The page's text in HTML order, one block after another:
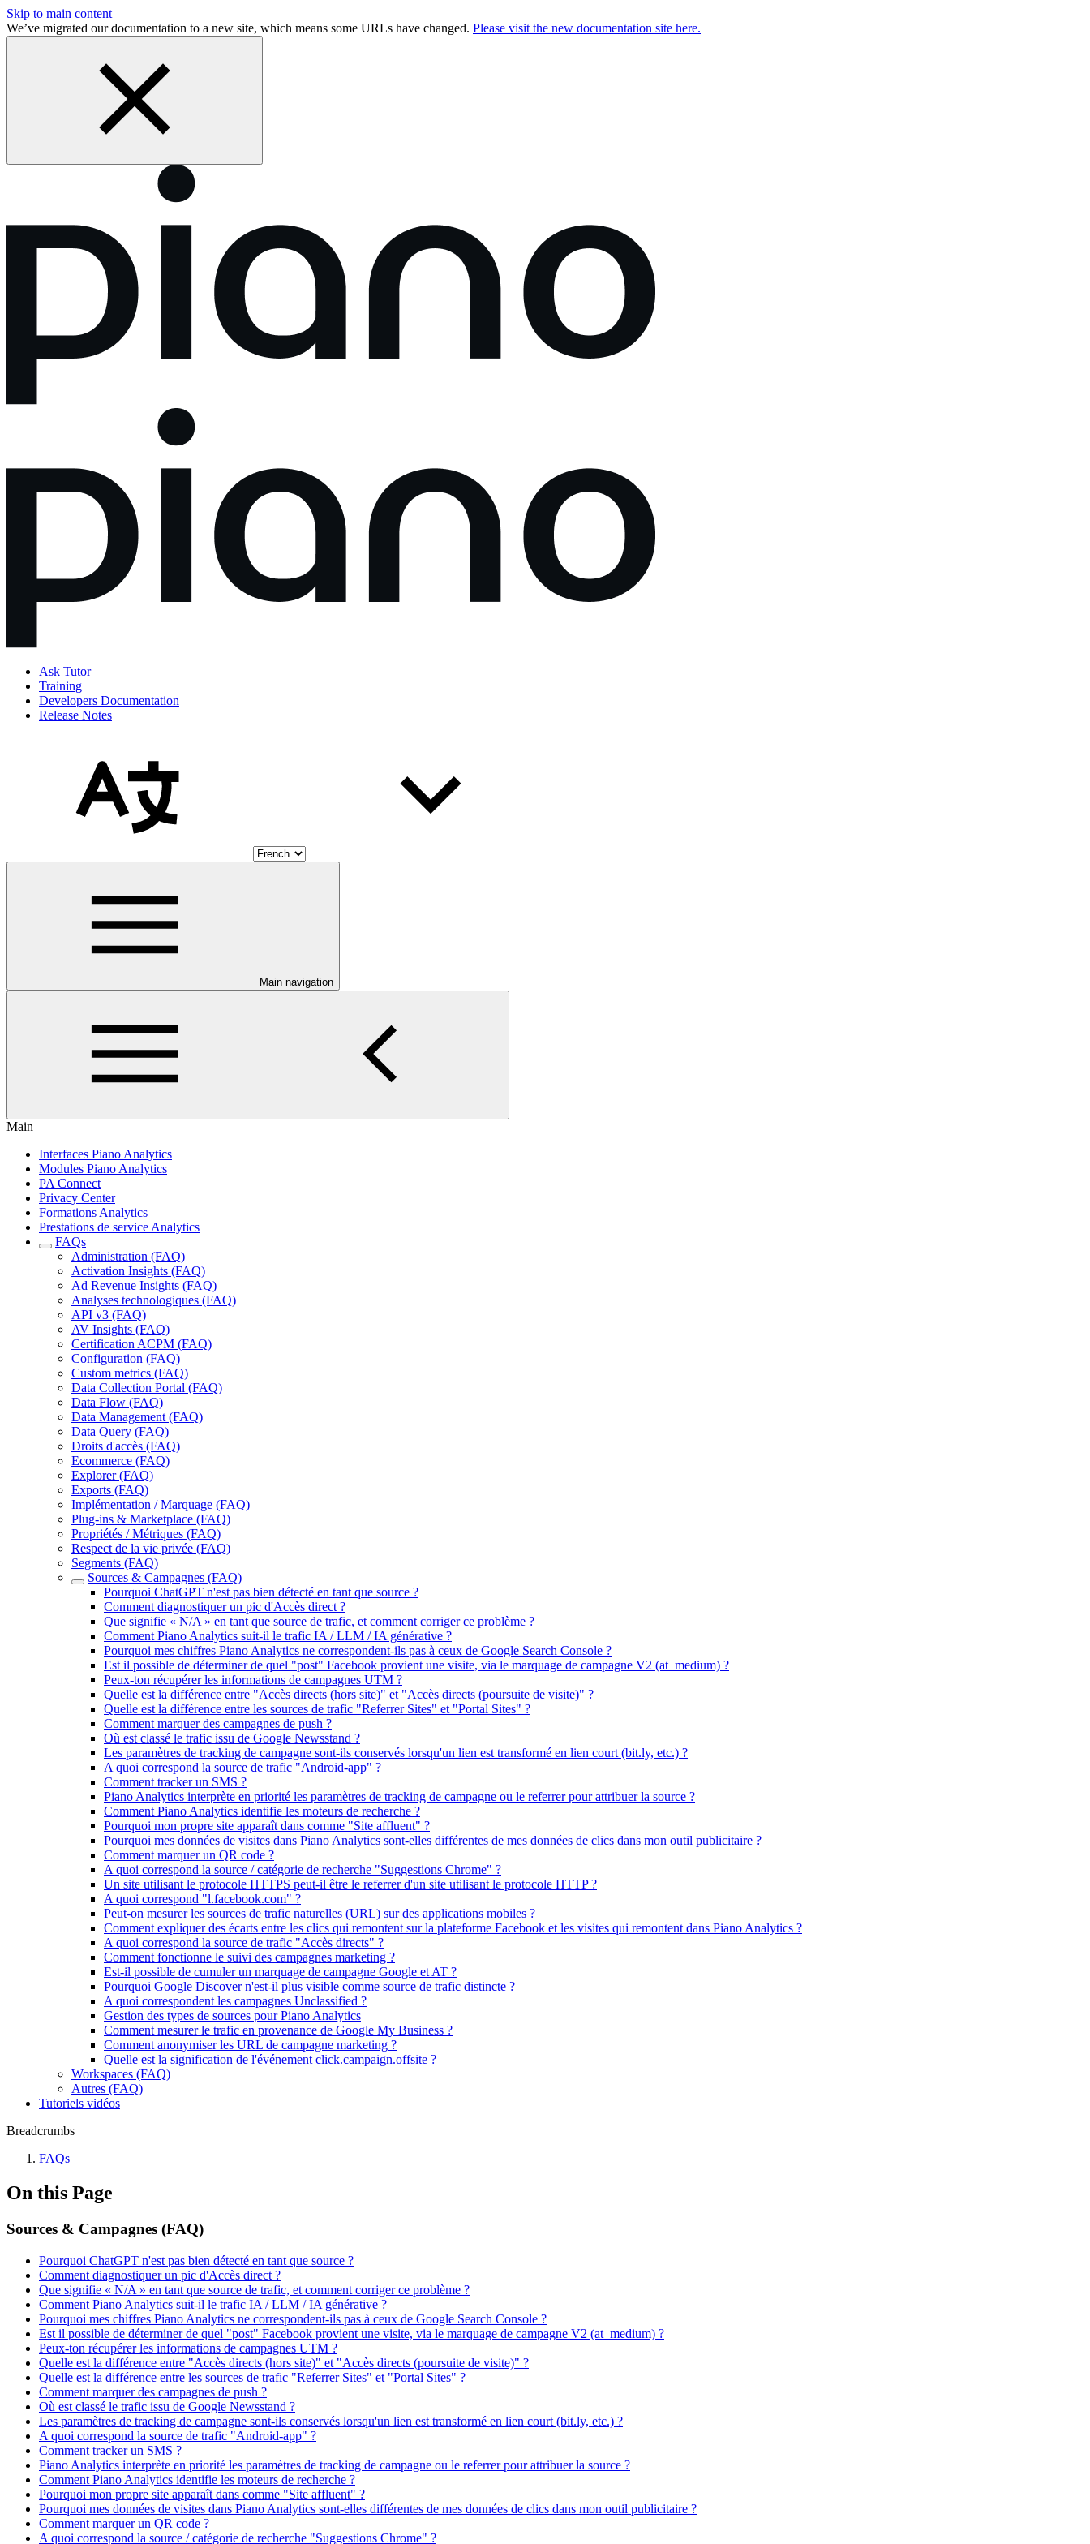
Skip to main content
We’ve migrated our documentation to a new site, which means some URLs have changed. Please visit the new documentation site here.
Ask Tutor
Training
Developers Documentation
Release Notes
Main navigation
Main
Interfaces Piano Analytics
Modules Piano Analytics
PA Connect
Privacy Center
Formations Analytics
Prestations de service Analytics
FAQs
Administration (FAQ)
Activation Insights (FAQ)
Ad Revenue Insights (FAQ)
Analyses technologiques (FAQ)
API v3 (FAQ)
AV Insights (FAQ)
Certification ACPM (FAQ)
Configuration (FAQ)
Custom metrics (FAQ)
Data Collection Portal (FAQ)
Data Flow (FAQ)
Data Management (FAQ)
Data Query (FAQ)
Droits d'accès (FAQ)
Ecommerce (FAQ)
Explorer (FAQ)
Exports (FAQ)
Implémentation / Marquage (FAQ)
Plug-ins & Marketplace (FAQ)
Propriétés / Métriques (FAQ)
Respect de la vie privée (FAQ)
Segments (FAQ)
Sources & Campagnes (FAQ)
Pourquoi ChatGPT n'est pas bien détecté en tant que source ?
Comment diagnostiquer un pic d'Accès direct ?
Que signifie « N/A » en tant que source de trafic, et comment corriger ce problème ?
Comment Piano Analytics suit-il le trafic IA / LLM / IA générative ?
Pourquoi mes chiffres Piano Analytics ne correspondent-ils pas à ceux de Google Search Console ?
Est il possible de déterminer de quel "post" Facebook provient une visite, via le marquage de campagne V2 (at_medium) ?
Peux-ton récupérer les informations de campagnes UTM ?
Quelle est la différence entre "Accès directs (hors site)" et "Accès directs (poursuite de visite)" ?
Quelle est la différence entre les sources de trafic "Referrer Sites" et "Portal Sites" ?
Comment marquer des campagnes de push ?
Où est classé le trafic issu de Google Newsstand ?
Les paramètres de tracking de campagne sont-ils conservés lorsqu'un lien est transformé en lien court (bit.ly, etc.) ?
A quoi correspond la source de trafic "Android-app" ?
Comment tracker un SMS ?
Piano Analytics interprète en priorité les paramètres de tracking de campagne ou le referrer pour attribuer la source ?
Comment Piano Analytics identifie les moteurs de recherche ?
Pourquoi mon propre site apparaît dans comme "Site affluent" ?
Pourquoi mes données de visites dans Piano Analytics sont-elles différentes de mes données de clics dans mon outil publicitaire ?
Comment marquer un QR code ?
A quoi correspond la source / catégorie de recherche "Suggestions Chrome" ?
Un site utilisant le protocole HTTPS peut-il être le referrer d'un site utilisant le protocole HTTP ?
A quoi correspond "l.facebook.com" ?
Peut-on mesurer les sources de trafic naturelles (URL) sur des applications mobiles ?
Comment expliquer des écarts entre les clics qui remontent sur la plateforme Facebook et les visites qui remontent dans Piano Analytics ?
A quoi correspond la source de trafic "Accès directs" ?
Comment fonctionne le suivi des campagnes marketing ?
Est-il possible de cumuler un marquage de campagne Google et AT ?
Pourquoi Google Discover n'est-il plus visible comme source de trafic distincte ?
A quoi correspondent les campagnes Unclassified ?
Gestion des types de sources pour Piano Analytics
Comment mesurer le trafic en provenance de Google My Business ?
Comment anonymiser les URL de campagne marketing ?
Quelle est la signification de l'événement click.campaign.offsite ?
Workspaces (FAQ)
Autres (FAQ)
Tutoriels vidéos
Breadcrumbs
FAQs
On this Page
Sources & Campagnes (FAQ)
Pourquoi ChatGPT n'est pas bien détecté en tant que source ?
Comment diagnostiquer un pic d'Accès direct ?
Que signifie « N/A » en tant que source de trafic, et comment corriger ce problème ?
Comment Piano Analytics suit-il le trafic IA / LLM / IA générative ?
Pourquoi mes chiffres Piano Analytics ne correspondent-ils pas à ceux de Google Search Console ?
Est il possible de déterminer de quel "post" Facebook provient une visite, via le marquage de campagne V2 (at_medium) ?
Peux-ton récupérer les informations de campagnes UTM ?
Quelle est la différence entre "Accès directs (hors site)" et "Accès directs (poursuite de visite)" ?
Quelle est la différence entre les sources de trafic "Referrer Sites" et "Portal Sites" ?
Comment marquer des campagnes de push ?
Où est classé le trafic issu de Google Newsstand ?
Les paramètres de tracking de campagne sont-ils conservés lorsqu'un lien est transformé en lien court (bit.ly, etc.) ?
A quoi correspond la source de trafic "Android-app" ?
Comment tracker un SMS ?
Piano Analytics interprète en priorité les paramètres de tracking de campagne ou le referrer pour attribuer la source ?
Comment Piano Analytics identifie les moteurs de recherche ?
Pourquoi mon propre site apparaît dans comme "Site affluent" ?
Pourquoi mes données de visites dans Piano Analytics sont-elles différentes de mes données de clics dans mon outil publicitaire ?
Comment marquer un QR code ?
A quoi correspond la source / catégorie de recherche "Suggestions Chrome" ?